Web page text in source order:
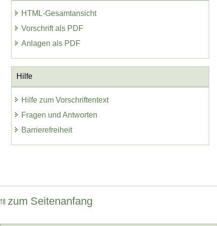
HTML-Gesamtansicht
Vorschrift als PDF
Anlagen als PDF
Hilfe
Hilfe zum Vorschriftentext
Fragen und Antworten
Barrierefreiheit
zum Seitenanfang